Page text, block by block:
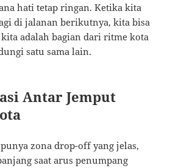
hati tetap ringan. Ketika kita
di jalanan berikutnya, kita bisa
adalah bagian dari ritme kota
satu sama lain.
Antar Jemput
zona drop-off yang jelas,
saat arus penumpang